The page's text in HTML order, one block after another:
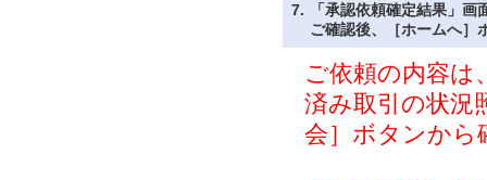
7.
「承認依頼確定結果」画
ご確認後、［ホームへ］
ご依頼の内容は
済み取引の状況
会］ボタンから